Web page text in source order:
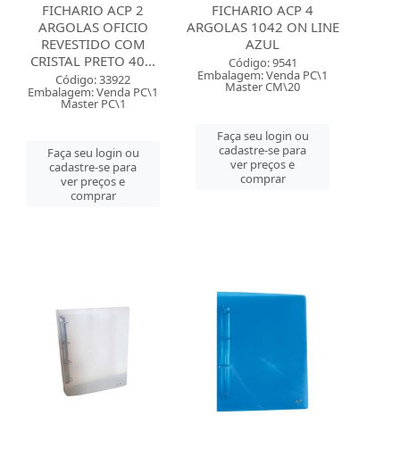
FICHARIO ACP 2
ARGOLAS OFICIO
REVESTIDO COM
CRISTAL PRETO 40...
Código: 33922
Embalagem: Venda PC\1
Master PC\1
Faça seu login ou
cadastre-se para
ver preços e
comprar
FICHARIO ACP 4
ARGOLAS 1042 ON LINE
AZUL
Código: 9541
Embalagem: Venda PC\1
Master CM\20
Faça seu login ou
cadastre-se para
ver preços e
comprar